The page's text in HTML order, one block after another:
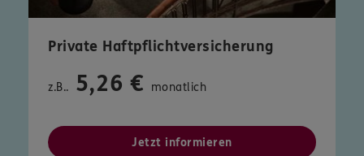
Private Haftpflichtversicherung
z.B.. 5,26 € monatlich
Jetzt informieren